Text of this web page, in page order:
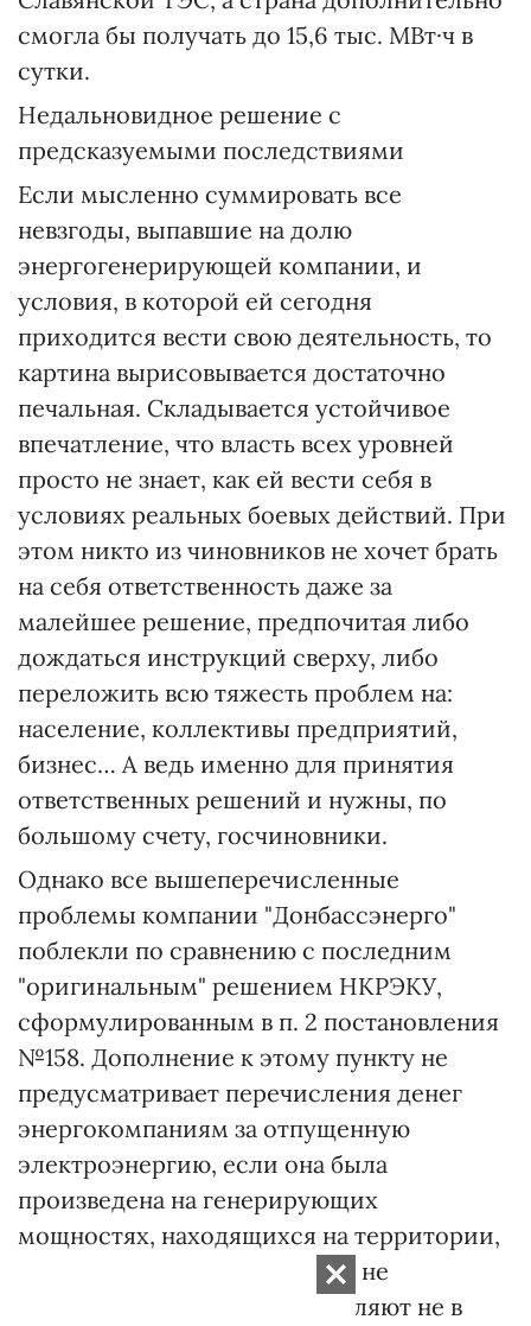
смогла бы получать до 15,6 тыс. МВт·ч в
сутки.
Недальновидное решение с
предсказуемыми последствиями
Если мысленно суммировать все
невзгоды, выпавшие на долю
энергогенерирующей компании, и
условия, в которой ей сегодня
приходится вести свою деятельность, то
картина вырисовывается достаточно
печальная. Складывается устойчивое
впечатление, что власть всех уровней
просто не знает, как ей вести себя в
условиях реальных боевых действий. При
этом никто из чиновников не хочет брать
на себя ответственность даже за
малейшее решение, предпочитая либо
дождаться инструкций сверху, либо
переложить всю тяжесть проблем на:
население, коллективы предприятий,
бизнес… А ведь именно для принятия
ответственных решений и нужны, по
большому счету, госчиновники.
Однако все вышеперечисленные
проблемы компании "Донбассэнерго"
поблекли по сравнению с последним
"оригинальным" решением НКРЭКУ,
сформулированным в п. 2 постановления
№158. Дополнение к этому пункту не
предусматривает перечисления денег
энергокомпаниям за отпущенную
электроэнергию, если она была
произведена на генерирующих
мощностях, находящихся на территории,
"где органы власти временно не
осуществляют или осуществляют не в